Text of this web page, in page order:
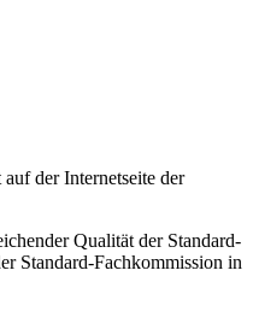
der Internetseite der
Qualität der Standard-
Standard-Fachkommission in